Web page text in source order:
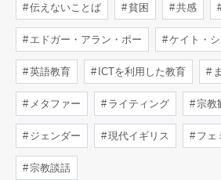
伝えないことば 貧困 共感
エドガー・アラン・ポー ケイト・シ
英語教育 ICTを利用した教育
メタファー ライティング 宗教
ジェンダー 現代イギリス フェ
宗教談話